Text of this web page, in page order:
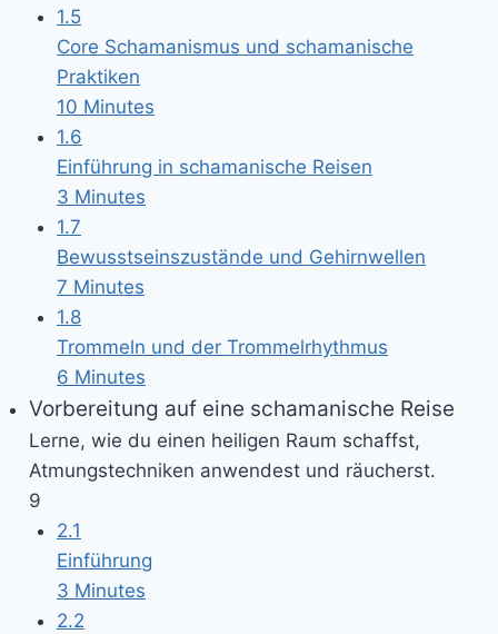
1.5
Core Schamanismus und schamanische
Praktiken
10 Minutes
1.6
Einführung in schamanische Reisen
3 Minutes
1.7
Bewusstseinszustände und Gehirnwellen
7 Minutes
1.8
Trommeln und der Trommelrhythmus
6 Minutes
Vorbereitung auf eine schamanische Reise
Lerne, wie du einen heiligen Raum schaffst,
Atmungstechniken anwendest und räucherst.
9
2.1
Einführung
3 Minutes
2.2